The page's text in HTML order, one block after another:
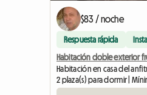
$83 / noche
Respuesta rápida
Habitación doble exterior
Habitación en casa del
2 plaza(s) para dormir |